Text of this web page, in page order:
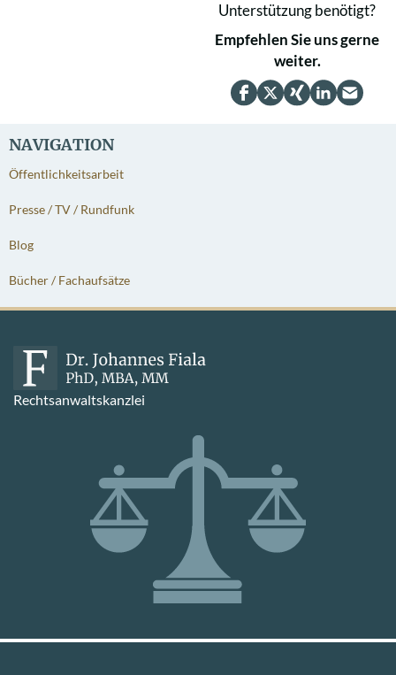
NAVIGATION
Öffentlichkeitsarbeit
Presse / TV / Rundfunk
Blog
Bücher / Fachaufsätze
Unterstützung benötigt?
Empfehlen Sie uns gerne
weiter.
Rechtsanwaltskanzlei